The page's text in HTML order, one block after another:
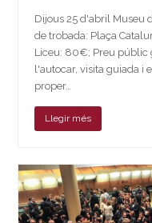
Dijous 25 d'abril Museu
de trobada: Plaça
Liceu: 80€; Preu públic
l'autocar, visita guiada i
proper…
Llegir més